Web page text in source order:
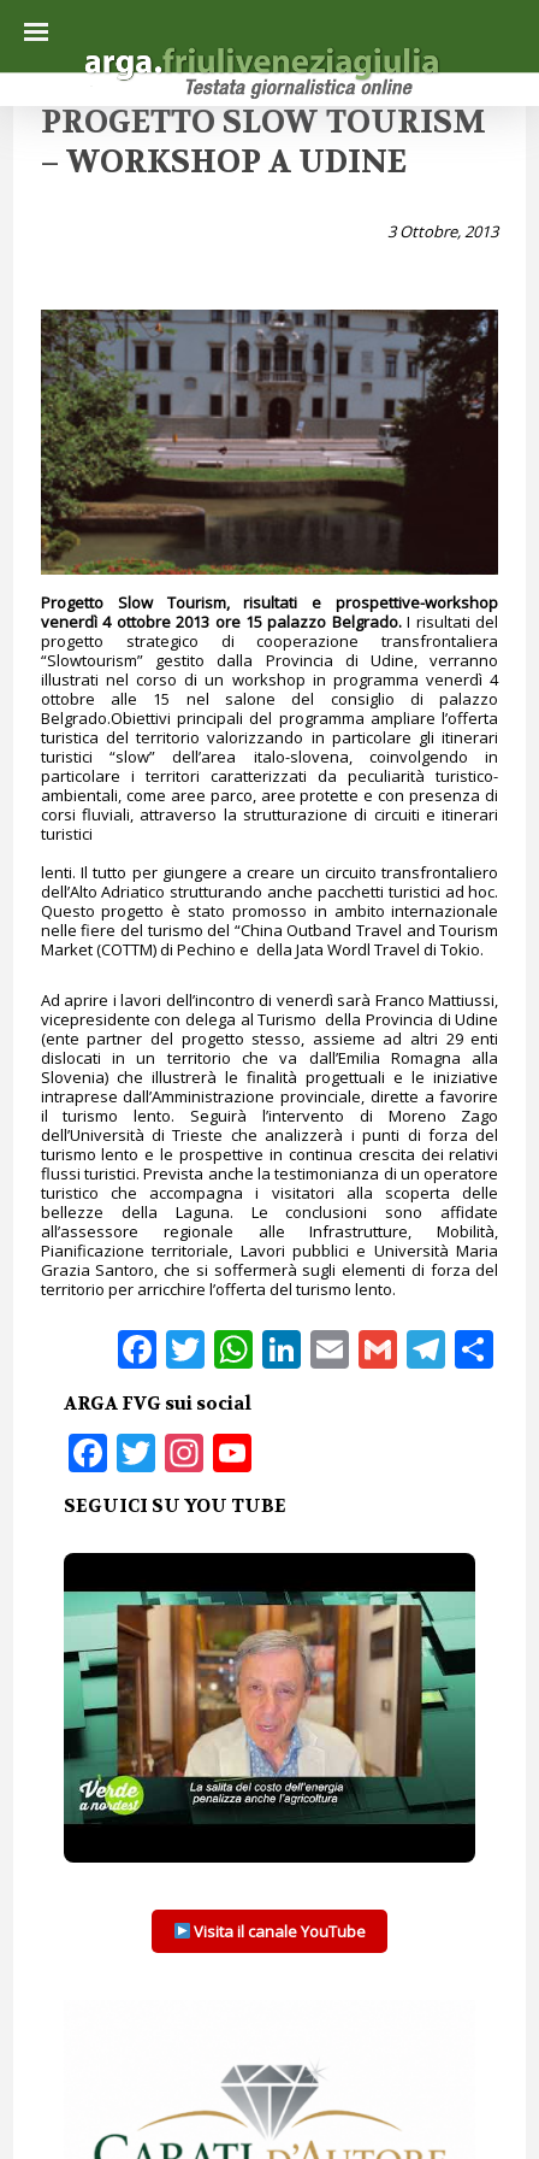
PROGETTO SLOW TOURISM
– WORKSHOP A UDINE
3 Ottobre, 2013
Progetto Slow Tourism, risultati e prospettive-workshop
venerdì 4 ottobre 2013 ore 15 palazzo Belgrado.I risultati del
progetto strategico di cooperazione transfrontaliera
“Slowtourism” gestito dalla Provincia di Udine, verranno
illustrati nel corso di un workshop in programma venerdì 4
ottobre alle 15 nel salone del consiglio di palazzo
Belgrado.Obiettivi principali del programma ampliare l’offerta
turistica del territorio valorizzando in particolare gli itinerari
turistici “slow” dell’area italo-slovena, coinvolgendo in
particolare i territori caratterizzati da peculiarità turistico-
ambientali, come aree parco, aree protette e con presenza di
corsi fluviali, attraverso la strutturazione di circuiti e itinerari
turistici
lenti. Il tutto per giungere a creare un circuito transfrontaliero
dell’Alto Adriatico strutturando anche pacchetti turistici ad hoc.
Questo progetto è stato promosso in ambito internazionale
nelle fiere del turismo del “China Outband Travel and Tourism
Market (COTTM) di Pechino e della Jata Wordl Travel di Tokio.
Ad aprire i lavori dell’incontro di venerdì sarà Franco Mattiussi,
vicepresidente con delega al Turismo della Provincia di Udine
(ente partner del progetto stesso, assieme ad altri 29 enti
dislocati in un territorio che va dall’Emilia Romagna alla
Slovenia) che illustrerà le finalità progettuali e le iniziative
intraprese dall’Amministrazione provinciale, dirette a favorire
il turismo lento. Seguirà l’intervento di Moreno Zago
dell’Università di Trieste che analizzerà i punti di forza del
turismo lento e le prospettive in continua crescita dei relativi
flussi turistici. Prevista anche la testimonianza di un operatore
turistico che accompagna i visitatori alla scoperta delle
bellezze della Laguna. Le conclusioni sono affidate
all’assessore regionale alle Infrastrutture, Mobilità,
Pianificazione territoriale, Lavori pubblici e Università Maria
Grazia Santoro, che si soffermerà sugli elementi di forza del
territorio per arricchire l’offerta del turismo lento.
Facebook
Twitter
WhatsApp
LinkedIn
EmailGmail
ARGA FVG sui social
Facebook
Twitter
Instagram
YouTube
SEGUICI SU YOU TUBE
Visita il canale YouTube